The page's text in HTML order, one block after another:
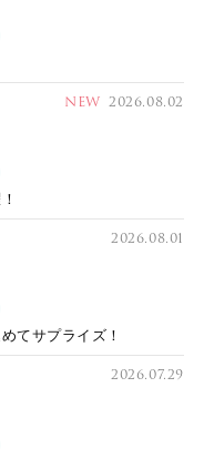
NEW 2026.08.02
2026.08.01
てサプライズ！
2026.07.29